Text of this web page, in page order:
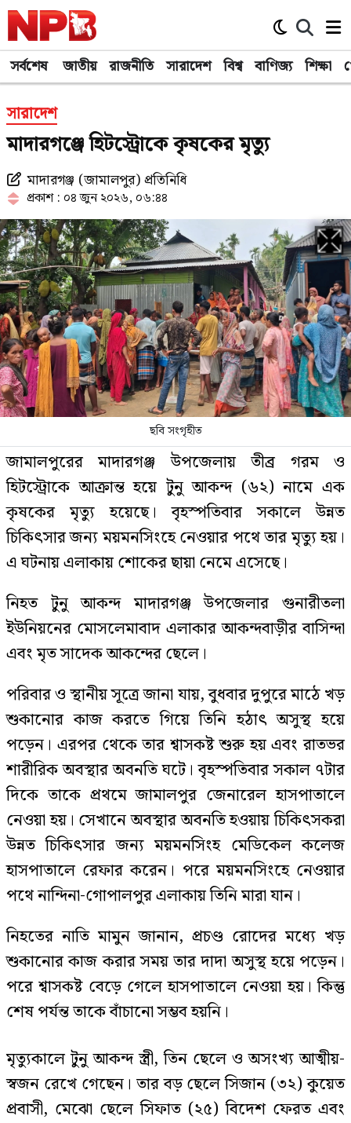
সর্বশেষ জাতীয় রাজনীতি সারাদেশ বিশ্ব বাণিজ্য শিক্ষা
সারাদেশ
মাদারগঞ্জে হিটস্ট্রোকে কৃষকের মৃত্যু
মাদারগঞ্জ (জামালপুর) প্রতিনিধি
প্রকাশ : ০৪ জুন ২০২৬, ০৬:৪৪
ছবি সংগৃহীত
জামালপুরের মাদারগঞ্জ উপজেলায় তীব্র গরম ও
হিটস্ট্রোকে আক্রান্ত হয়ে টুনু আকন্দ (৬২) নামে এক
কৃষকের মৃত্যু হয়েছে। বৃহস্পতিবার সকালে উন্নত
চিকিৎসার জন্য ময়মনসিংহে নেওয়ার পথে তার মৃত্যু হয়।
এ ঘটনায় এলাকায় শোকের ছায়া নেমে এসেছে।
নিহত টুনু আকন্দ মাদারগঞ্জ উপজেলার গুনারীতলা
ইউনিয়নের মোসলেমাবাদ এলাকার আকন্দবাড়ীর বাসিন্দা
এবং মৃত সাদেক আকন্দের ছেলে।
পরিবার ও স্থানীয় সূত্রে জানা যায়, বুধবার দুপুরে মাঠে খড়
শুকানোর কাজ করতে গিয়ে তিনি হঠাৎ অসুস্থ হয়ে
পড়েন। এরপর থেকে তার শ্বাসকষ্ট শুরু হয় এবং রাতভর
শারীরিক অবস্থার অবনতি ঘটে। বৃহস্পতিবার সকাল ৭টার
দিকে তাকে প্রথমে জামালপুর জেনারেল হাসপাতালে
নেওয়া হয়। সেখানে অবস্থার অবনতি হওয়ায় চিকিৎসকরা
উন্নত চিকিৎসার জন্য ময়মনসিংহ মেডিকেল কলেজ
হাসপাতালে রেফার করেন। পরে ময়মনসিংহে নেওয়ার
পথে নান্দিনা-গোপালপুর এলাকায় তিনি মারা যান।
নিহতের নাতি মামুন জানান, প্রচণ্ড রোদের মধ্যে খড়
শুকানোর কাজ করার সময় তার দাদা অসুস্থ হয়ে পড়েন।
পরে শ্বাসকষ্ট বেড়ে গেলে হাসপাতালে নেওয়া হয়। কিন্তু
শেষ পর্যন্ত তাকে বাঁচানো সম্ভব হয়নি।
মৃত্যুকালে টুনু আকন্দ স্ত্রী, তিন ছেলে ও অসংখ্য আত্মীয়-
স্বজন রেখে গেছেন। তার বড় ছেলে সিজান (৩২) কুয়েত
প্রবাসী, মেঝো ছেলে সিফাত (২৫) বিদেশ ফেরত এবং